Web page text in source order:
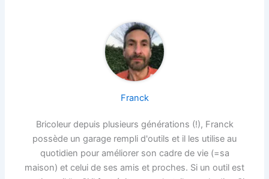
Franck
Bricoleur depuis plusieurs générations (!), Franck
possède un garage rempli d'outils et il les utilise au
quotidien pour améliorer son cadre de vie (=sa
maison) et celui de ses amis et proches. Si un outil est